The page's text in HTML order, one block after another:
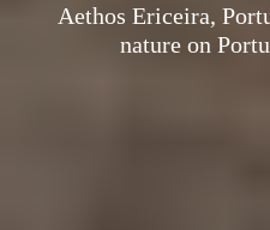
Aethos Ericeira,
nature on